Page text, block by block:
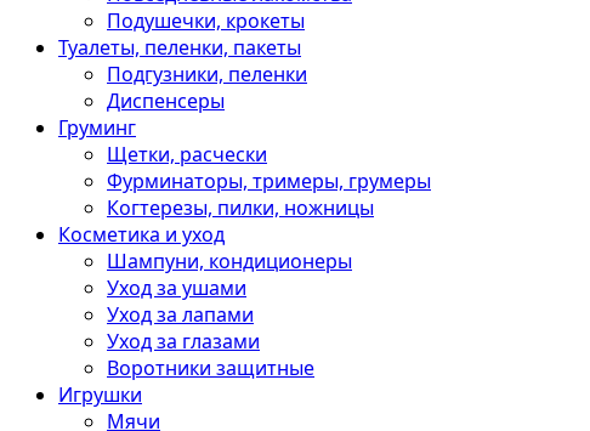
Подушечки, крокеты
Туалеты, пеленки, пакеты
Подгузники, пеленки
Диспенсеры
Груминг
Щетки, расчески
Фурминаторы, тримеры, грумеры
Когтерезы, пилки, ножницы
Косметика и уход
Шампуни, кондиционеры
Уход за ушами
Уход за лапами
Уход за глазами
Воротники защитные
Игрушки
Мячи